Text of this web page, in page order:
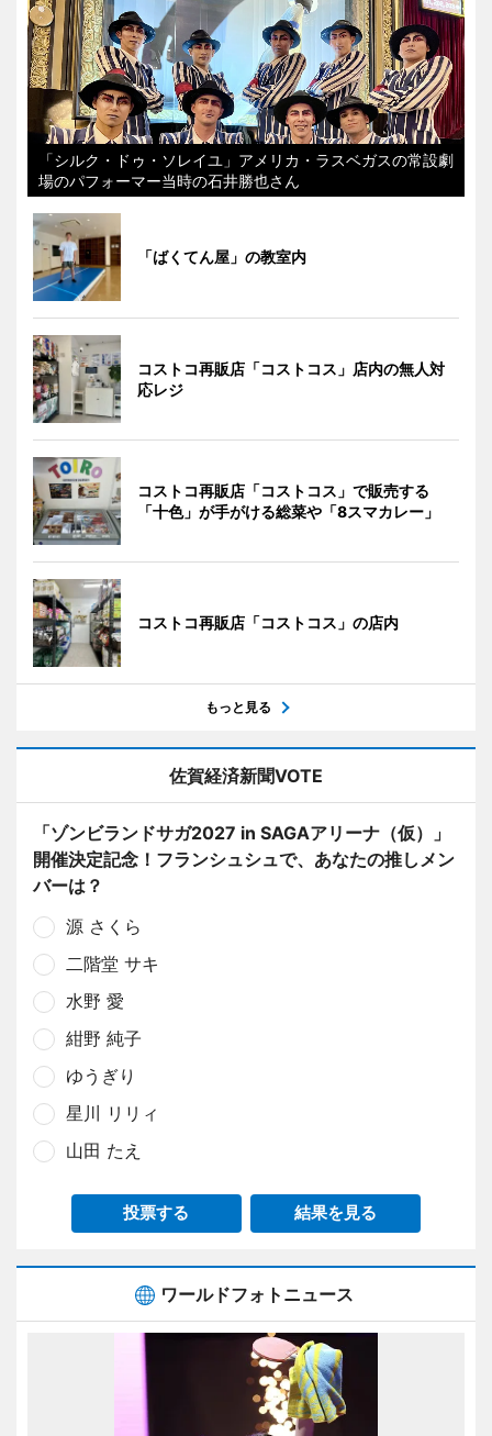
「シルク・ドゥ・ソレイユ」アメリカ・ラスベガスの常設劇
場のパフォーマー当時の石井勝也さん
「ばくてん屋」の教室内
コストコ再販店「コストコス」店内の無人対
応レジ
コストコ再販店「コストコス」で販売する
「十色」が手がける総菜や「8スマカレー」
コストコ再販店「コストコス」の店内
もっと見る
佐賀経済新聞VOTE
「ゾンビランドサガ2027 in SAGAアリーナ（仮）」
開催決定記念！フランシュシュで、あなたの推しメン
バーは？
源 さくら
二階堂 サキ
水野 愛
紺野 純子
ゆうぎり
星川 リリィ
山田 たえ
投票する 結果を見る
ワールドフォトニュース